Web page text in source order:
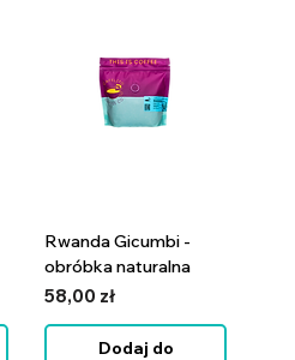
intensywność smaku.
i Kality, gdy
i świeżością.
Rwanda Gicumbi -
obróbka naturalna
Cena
58,00 zł
Dodaj do